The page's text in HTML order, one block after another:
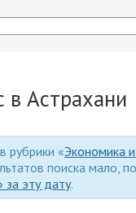
в Астрахани
рубрики «Экономика
поиска мало,
эту дату.